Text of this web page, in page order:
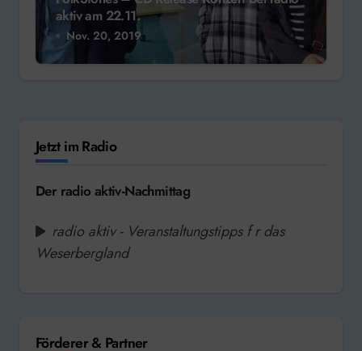
aktiv am 22.11.
Nov. 20, 2019
Jetzt im Radio
Der radio aktiv-Nachmittag
radio aktiv - Veranstaltungstipps f r das
Weserbergland
Förderer & Partner